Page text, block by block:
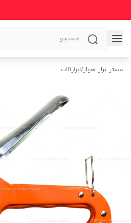
مستر ابزار اهواز/ابزارآلات